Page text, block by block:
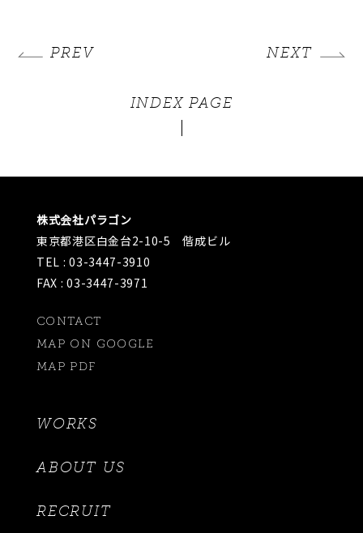
PREV NEXT
INDEX PAGE
株式会社パラゴン
東京都港区白金台2-10-5 偕成ビル
TEL : 03-3447-3910
FAX : 03-3447-3971
CONTACT
MAP ON GOOGLE
MAP PDF
WORKS
ABOUT US
RECRUIT